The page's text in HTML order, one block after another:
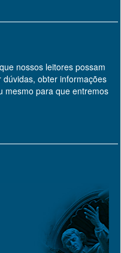
nossos leitores possam
obter informações
mesmo para que entremos